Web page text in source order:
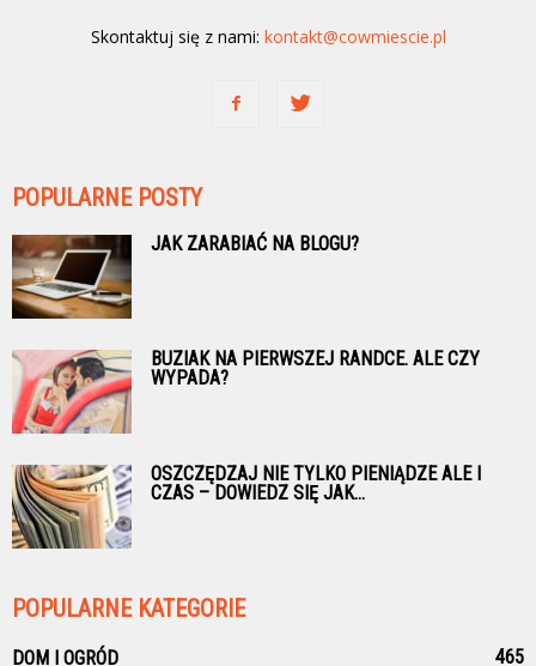
Skontaktuj się z nami: kontakt@cowmiescie.pl
POPULARNE POSTY
JAK ZARABIAĆ NA BLOGU?
BUZIAK NA PIERWSZEJ RANDCE. ALE CZY
WYPADA?
OSZCZĘDZAJ NIE TYLKO PIENIĄDZE ALE I
CZAS – DOWIEDZ SIĘ JAK...
POPULARNE KATEGORIE
DOM I OGRÓD 465